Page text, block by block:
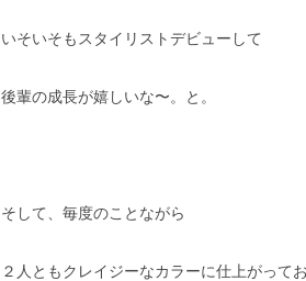
いそいそもスタイリストデビューして
後輩の成長が嬉しいな〜。と。
そして、毎度のことながら
２人ともクレイジーなカラーに仕上がって